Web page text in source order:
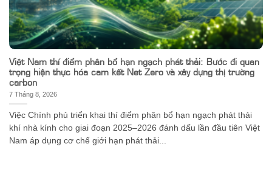
Việt Nam thí điểm phân bổ hạn ngạch phát thải: Bước đi quan
trọng hiện thực hóa cam kết Net Zero và xây dựng thị trường
carbon
7 Tháng 8, 2026
Việc Chính phủ triển khai thí điểm phân bổ hạn ngạch phát thải
khí nhà kính cho giai đoạn 2025–2026 đánh dấu lần đầu tiên Việt
Nam áp dụng cơ chế giới hạn phát thải...